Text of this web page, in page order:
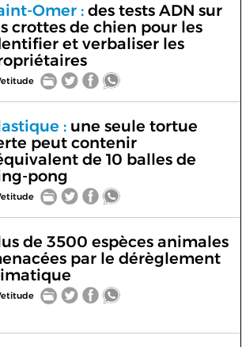
Omer :des tests ADN sur
crottes de chien pour les
et verbaliser les
:une seule tortue
peut contenir
de 10 balles de
pong
de 3500 espèces animales
par le dérèglement